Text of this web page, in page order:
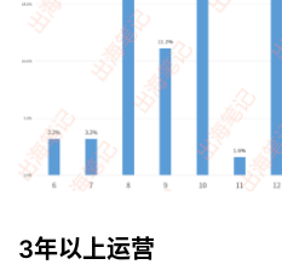
3年以上运营